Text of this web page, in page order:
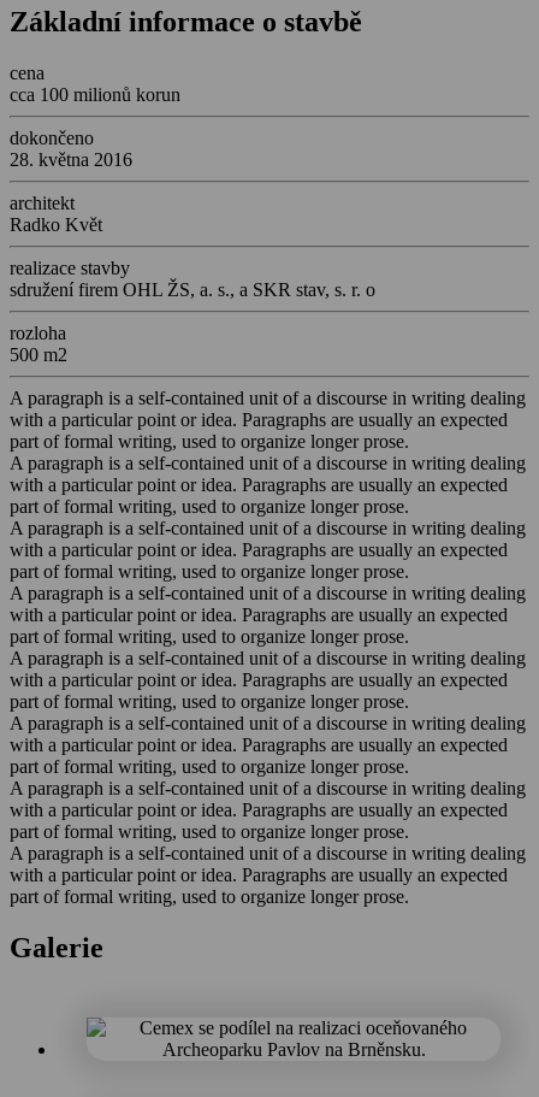
Základní informace o stavbě
cena
cca 100 milionů korun
dokončeno
28. května 2016
architekt
Radko Květ
realizace stavby
sdružení firem OHL ŽS, a. s., a SKR stav, s. r. o
rozloha
500 m2
A paragraph is a self-contained unit of a discourse in writing dealing
with a particular point or idea. Paragraphs are usually an expected
part of formal writing, used to organize longer prose.
A paragraph is a self-contained unit of a discourse in writing dealing
with a particular point or idea. Paragraphs are usually an expected
part of formal writing, used to organize longer prose.
A paragraph is a self-contained unit of a discourse in writing dealing
with a particular point or idea. Paragraphs are usually an expected
part of formal writing, used to organize longer prose.
A paragraph is a self-contained unit of a discourse in writing dealing
with a particular point or idea. Paragraphs are usually an expected
part of formal writing, used to organize longer prose.
A paragraph is a self-contained unit of a discourse in writing dealing
with a particular point or idea. Paragraphs are usually an expected
part of formal writing, used to organize longer prose.
A paragraph is a self-contained unit of a discourse in writing dealing
with a particular point or idea. Paragraphs are usually an expected
part of formal writing, used to organize longer prose.
A paragraph is a self-contained unit of a discourse in writing dealing
with a particular point or idea. Paragraphs are usually an expected
part of formal writing, used to organize longer prose.
A paragraph is a self-contained unit of a discourse in writing dealing
with a particular point or idea. Paragraphs are usually an expected
part of formal writing, used to organize longer prose.
Galerie